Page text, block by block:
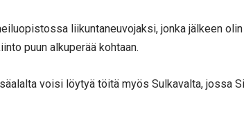
liikuntaneuvojaksi, jonka jälkeen
puun alkuperää kohtaan.
voisi löytyä töitä myös Sulkavalta, jossa